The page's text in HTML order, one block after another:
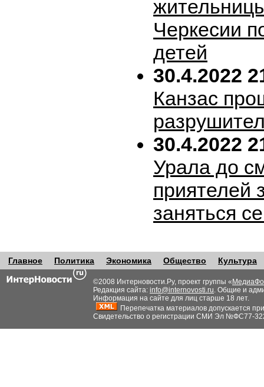
Черкесии
детей
30.4.2022
Канзас
30.4.2022
Урала до
приятелей
заняться
Главное Политика Экономика Общество Культура
©2008 Интерновости.Ру, проект группы «
Редакция сайта: info@internovosti.ru. Общие и
Информация на сайте для лиц старше 18 лет.
Перепечатка материалов допускается
Свидетельство о регистрации СМИ Эл №ФС77-